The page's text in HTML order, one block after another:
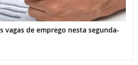
vagas de emprego nesta segunda-